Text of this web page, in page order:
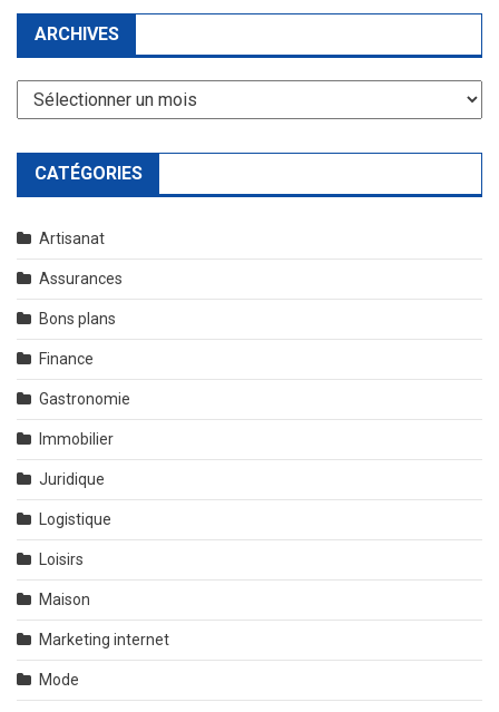
ARCHIVES
Archives
CATÉGORIES
Artisanat
Assurances
Bons plans
Finance
Gastronomie
Immobilier
Juridique
Logistique
Loisirs
Maison
Marketing internet
Mode